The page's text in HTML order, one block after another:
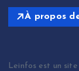
À propos
Leinfos est un